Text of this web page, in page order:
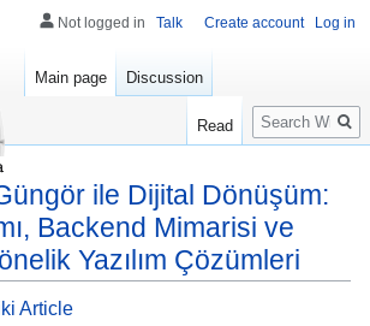
ile Dijital Dönüşüm:
Backend Mimarisi ve
Yazılım Çözümleri
Article
Not logged in Talk Create account Log in
Main page Discussion
Read
Search